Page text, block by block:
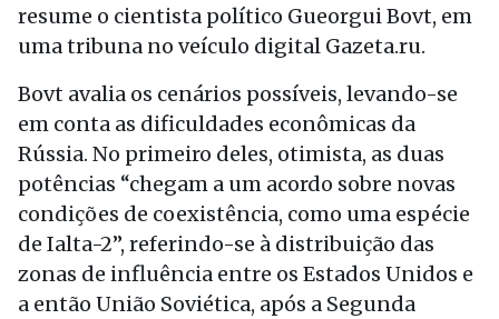
resume o cientista político Gueorgui Bovt, em
uma tribuna no veículo digital Gazeta.ru.
Bovt avalia os cenários possíveis, levando-se
em conta as dificuldades econômicas da
Rússia. No primeiro deles, otimista, as duas
potências “chegam a um acordo sobre novas
condições de coexistência, como uma espécie
de Ialta-2”, referindo-se à distribuição das
zonas de influência entre os Estados Unidos e
a então União Soviética, após a Segunda